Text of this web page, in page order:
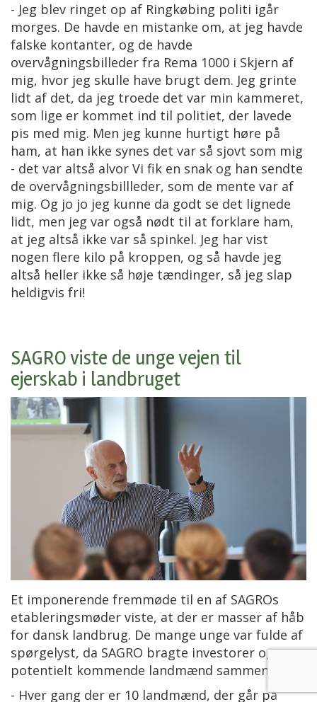
- Jeg blev ringet op af Ringkøbing politi igår
morges. De havde en mistanke om, at jeg havde
falske kontanter, og de havde
overvågningsbilleder fra Rema 1000 i Skjern af
mig, hvor jeg skulle have brugt dem. Jeg grinte
lidt af det, da jeg troede det var min kammeret,
som lige er kommet ind til politiet, der lavede
pis med mig. Men jeg kunne hurtigt høre på
ham, at han ikke synes det var så sjovt som mig
- det var altså alvor Vi fik en snak og han sendte
de overvågningsbillleder, som de mente var af
mig. Og jo jo jeg kunne da godt se det lignede
lidt, men jeg var også nødt til at forklare ham,
at jeg altså ikke var så spinkel. Jeg har vist
nogen flere kilo på kroppen, og så havde jeg
altså heller ikke så høje tændinger, så jeg slap
heldigvis fri!
SAGRO viste de unge vejen til
ejerskab i landbruget
Et imponerende fremmøde til en af SAGROs
etableringsmøder viste, at der er masser af håb
for dansk landbrug. De mange unge var fulde af
spørgelyst, da SAGRO bragte investorer og
potentielt kommende landmænd sammen.
- Hver gang der er 10 landmænd, der går på